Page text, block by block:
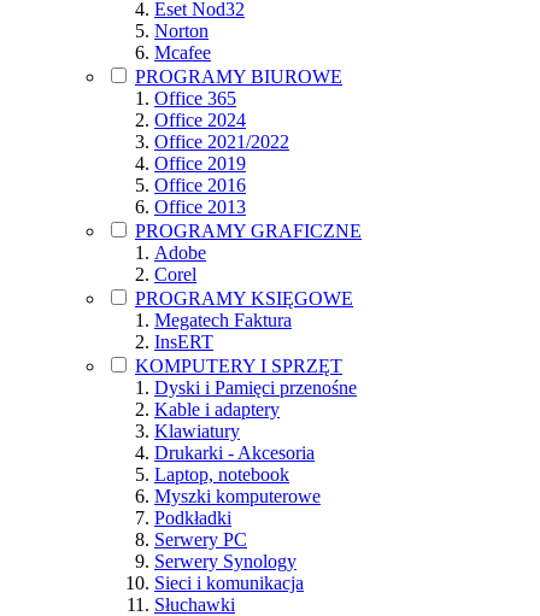
Eset Nod32
Norton
Mcafee
PROGRAMY BIUROWE
Office 365
Office 2024
Office 2021/2022
Office 2019
Office 2016
Office 2013
PROGRAMY GRAFICZNE
Adobe
Corel
PROGRAMY KSIĘGOWE
Megatech Faktura
InsERT
KOMPUTERY I SPRZĘT
Dyski i Pamięci przenośne
Kable i adaptery
Klawiatury
Drukarki - Akcesoria
Laptop, notebook
Myszki komputerowe
Podkładki
Serwery PC
Serwery Synology
Sieci i komunikacja
Słuchawki